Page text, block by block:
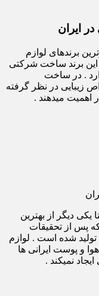
ایران
برندهای لوازم
این برند ساخت شرکتی
. در ساخت
زیبایی در نظر گرفته
میدهند .
یکی دیگر از بهترین
پس از تحقیقات
شده است . لوازم
و پوست ایرانی ها
نمیکند .